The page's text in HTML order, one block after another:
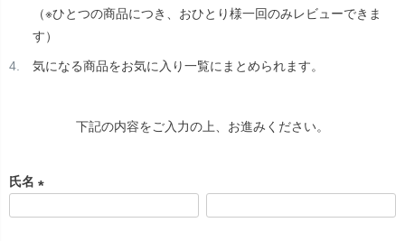
（※ひとつの商品につき、おひとり様一回のみレビューできま
す）
気になる商品をお気に入り一覧にまとめられます。
下記の内容をご入力の上、お進みください。
氏名